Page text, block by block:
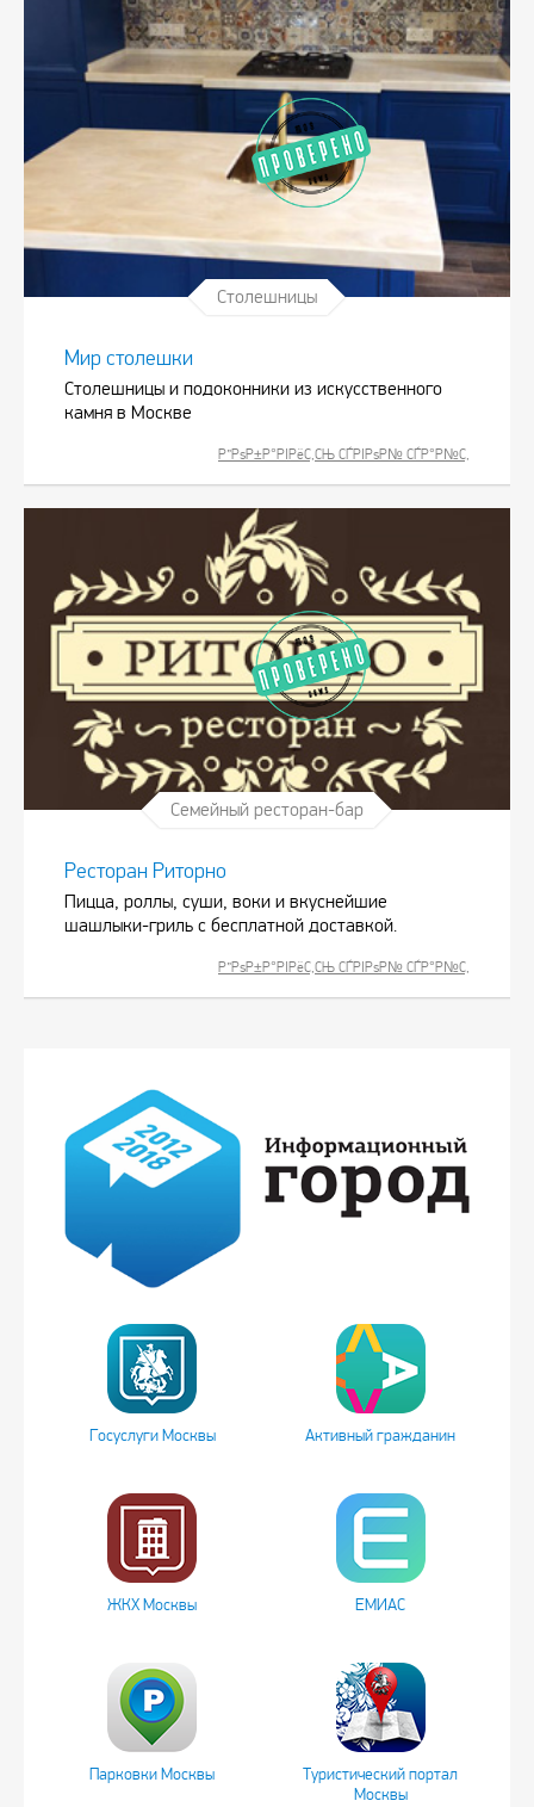
Столешницы
Мир столешки
Столешницы и подоконники из искусственного
камня в Москве
Р”РѕР±Р°РІРёС‚СЊ СЃРІРѕР№ СЃР°Р№С‚
Семейный ресторан-бар
Ресторан Риторно
Пицца, роллы, суши, воки и вкуснейшие
шашлыки-гриль с бесплатной доставкой.
Р”РѕР±Р°РІРёС‚СЊ СЃРІРѕР№ СЃР°Р№С‚
Госуслуги Москвы Активный гражданин
ЖКХ Москвы ЕМИАС
Парковки Москвы
Туристический портал
Москвы